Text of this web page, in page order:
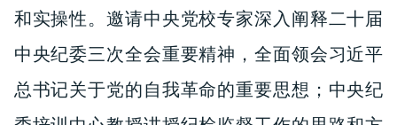
和实操性。邀请中央党校专家深入阐释二十届
中央纪委三次全会重要精神，全面领会习近平
总书记关于党的自我革命的重要思想；中央纪